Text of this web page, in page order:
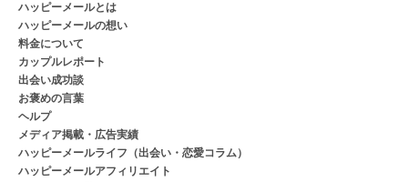
ハッピーメールとは
ハッピーメールの想い
料金について
カップルレポート
出会い成功談
お褒めの言葉
ヘルプ
メディア掲載・広告実績
ハッピーメールライフ（出会い・恋愛コラム）
ハッピーメールアフィリエイト